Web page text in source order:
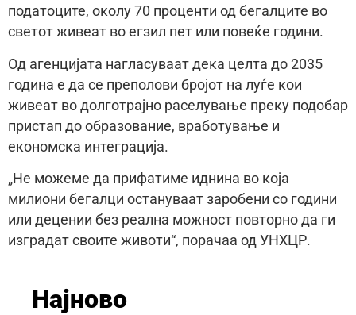
податоците, околу 70 проценти од бегалците во
светот живеат во егзил пет или повеќе години.
Од агенцијата нагласуваат дека целта до 2035
година е да се преполови бројот на луѓе кои
живеат во долготрајно раселување преку подобар
пристап до образование, вработување и
економска интеграција.
„Не можеме да прифатиме иднина во која
милиони бегалци остануваат заробени со години
или децении без реална можност повторно да ги
изградат своите животи“, порачаа од УНХЦР.
Најново